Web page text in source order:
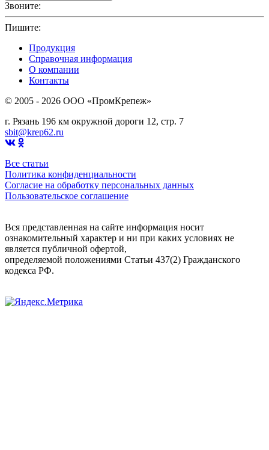
Звоните:
Пишите:
Продукция
Справочная информация
О компании
Контакты
© 2005 - 2026 OOO «ПромКрепеж»
г. Рязань 196 км окружной дороги 12, стр. 7
sbit@krep62.ru
Все статьи
Политика конфиденциальности
Согласие на обработку персональных данных
Пользовательское соглашение
Вся представленная на сайте информация носит
ознакомительный характер и ни при каких условиях не
является публичной офертой,
определяемой положениями Статьи 437(2) Гражданского
кодекса РФ.